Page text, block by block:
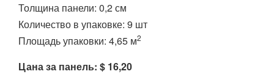
Толщина панели: 0,2 см
Количество в упаковке: 9 шт
Площадь упаковки: 4,65 м2
Цана за панель: $ 16,20